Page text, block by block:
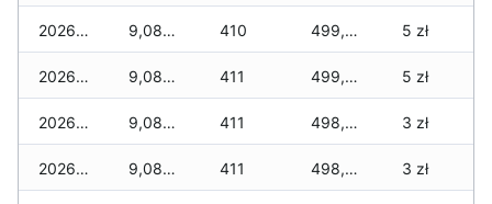
2026-07-14 9,080 zł 410 499,535 zł 5 zł
2026-07-13 9,080 zł 411 499,350 zł 5 zł
2026-07-12 9,080 zł 411 498,930 zł 3 zł
2026-07-11 9,080 zł 411 498,540 zł 3 zł